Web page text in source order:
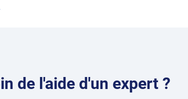
de l'aide d'un expert ?